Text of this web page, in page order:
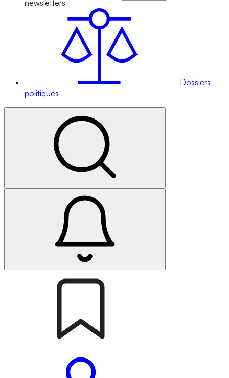
newsletters
Dossiers
politiques